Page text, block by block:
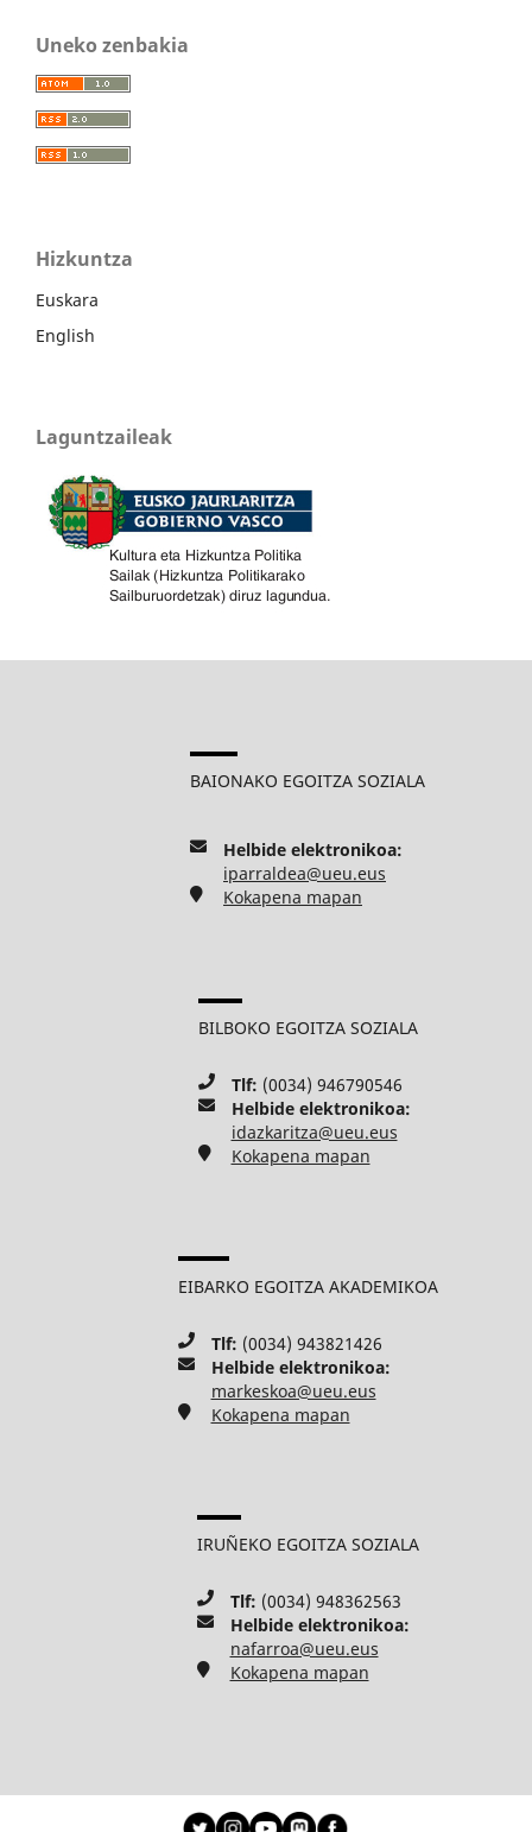
Uneko zenbakia
Hizkuntza
Euskara
English
Laguntzaileak
BAIONAKO EGOITZA SOZIALA
Helbide elektronikoa:
iparraldea@ueu.eus
Kokapena mapan
BILBOKO EGOITZA SOZIALA
Tlf: (0034) 946790546
Helbide elektronikoa:
idazkaritza@ueu.eus
Kokapena mapan
EIBARKO EGOITZA AKADEMIKOA
Tlf: (0034) 943821426
Helbide elektronikoa:
markeskoa@ueu.eus
Kokapena mapan
IRUÑEKO EGOITZA SOZIALA
Tlf: (0034) 948362563
Helbide elektronikoa:
nafarroa@ueu.eus
Kokapena mapan